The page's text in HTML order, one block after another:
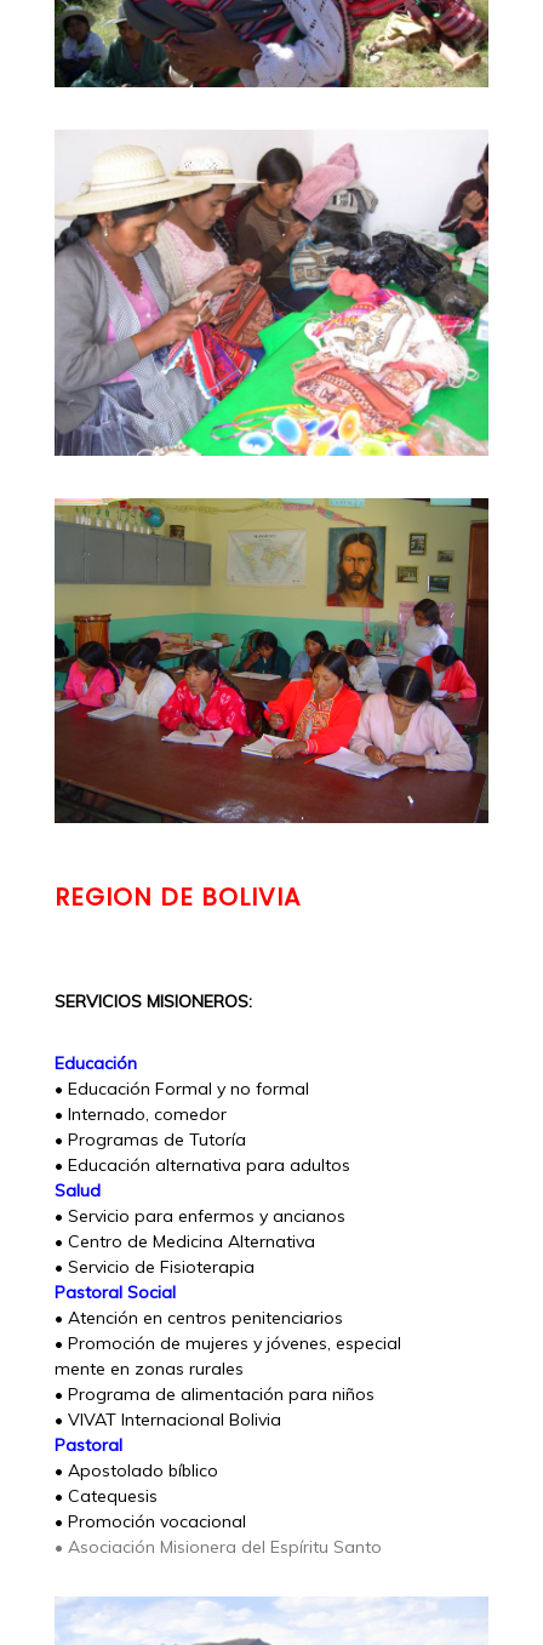
REGION DE BOLIVIA
SERVICIOS MISIONEROS:
Educación
• Educación Formal y no formal
• Internado, comedor
• Programas de Tutoría
• Educación alternativa para adultos
Salud
• Servicio para enfermos y ancianos
• Centro de Medicina Alternativa
• Servicio de Fisioterapia
Pastoral Social
• Atención en centros penitenciarios
• Promoción de mujeres y jóvenes, especial
mente en zonas rurales
• Programa de alimentación para niños
• VIVAT Internacional Bolivia
Pastoral
• Apostolado bíblico
• Catequesis
• Promoción vocacional
• Asociación Misionera del Espíritu Santo